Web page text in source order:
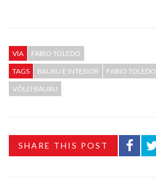
VIA
FABIO TOLEDO
TAGS
BAURU E INTERIOR FABIO TOLEDO
VÔLEI BAURU
SHARE THIS POST